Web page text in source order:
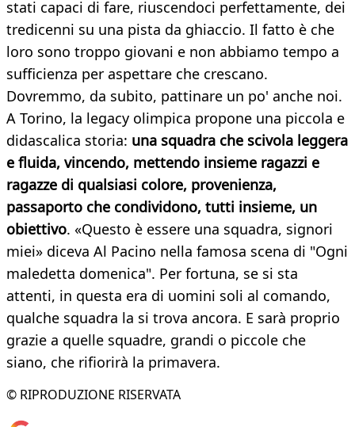
stati capaci di fare, riuscendoci perfettamente, dei
tredicenni su una pista da ghiaccio. Il fatto è che
loro sono troppo giovani e non abbiamo tempo a
sufficienza per aspettare che crescano.
Dovremmo, da subito, pattinare un po' anche noi.
A Torino, la legacy olimpica propone una piccola e
didascalica storia: una squadra che scivola leggera
e fluida, vincendo, mettendo insieme ragazzi e
ragazze di qualsiasi colore, provenienza,
passaporto che condividono, tutti insieme, un
obiettivo. «Questo è essere una squadra, signori
miei» diceva Al Pacino nella famosa scena di "Ogni
maledetta domenica". Per fortuna, se si sta
attenti, in questa era di uomini soli al comando,
qualche squadra la si trova ancora. E sarà proprio
grazie a quelle squadre, grandi o piccole che
siano, che rifiorirà la primavera.
© RIPRODUZIONE RISERVATA